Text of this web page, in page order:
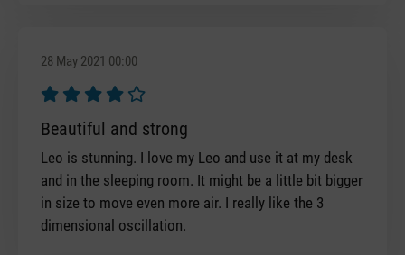
28 May 2021 00:00
Review with rating of 4 out of 5 stars
Beautiful and strong
Leo is stunning. I love my Leo and use it at my desk
and in the sleeping room. It might be a little bit bigger
in size to move even more air. I really like the 3
dimensional oscillation.